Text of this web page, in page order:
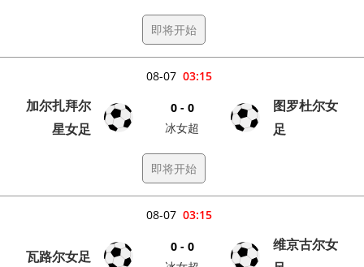
即将开始
03:15
08-07
加尔扎拜尔
星女足
0 - 0
冰女超
图罗杜尔女
足
即将开始
03:15
08-07
瓦路尔女足
0 - 0
维京古尔女